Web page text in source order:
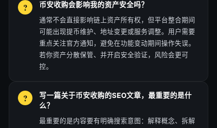
币安收购会影响我的资产安全吗？
通常不会直接影响链上资产所有权，但平台整合期间
可能出现提币维护、地址变更或服务调整。用户需要
重点关注官方通知，避免在功能变动期间操作失误。
若你资产分散保管、并开启安全验证，风险会更可
控。
写一篇关于币安收购的SEO文章，最重要的是什
么？
最重要的是内容要有明确搜索意图：解释概念、拆解